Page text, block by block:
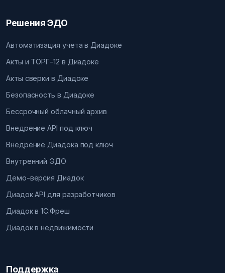
Решения ЭДО
Автоматизация учета в Диадоке
Акты и ТОРГ-12 в Диадоке
Акты сверки в Диадоке
Безопасность в Диадоке
Бессрочный облачный архив
Внедрение API под ключ
Внедрение Диадока под ключ
Внутренний ЭДО
Демо-версия Диадок
Диадок API для разработчиков
Диадок в 1С:Фреш
Диадок в недвижимости
Поддержка